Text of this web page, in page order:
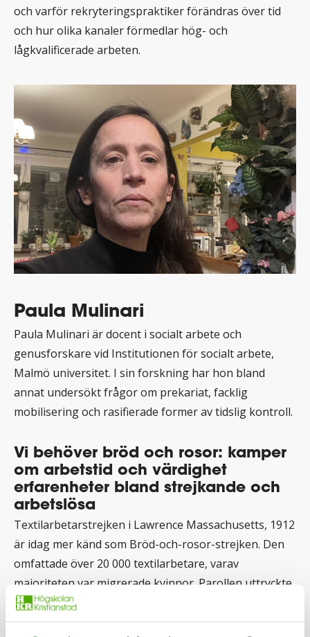
och varför rekryteringspraktiker förändras över tid
och hur olika kanaler förmedlar hög- och
lågkvalificerade arbeten.
Paula Mulinari
Paula Mulinari är docent i socialt arbete och
genusforskare vid Institutionen för socialt arbete,
Malmö universitet. I sin forskning har hon bland
annat undersökt frågor om prekariat, facklig
mobilisering och rasifierade former av tidslig kontroll.
Vi behöver bröd och rosor: kamper
om arbetstid och värdighet
erfarenheter bland strejkande och
arbetslösa
Textilarbetarstrejken i Lawrence Massachusetts, 1912
är idag mer känd som Bröd-och-rosor-strejken. Den
omfattade över 20 000 textilarbetare, varav
majoriteten var migrerade kvinnor. Parollen uttryckte
både ekonomiska krav som krav på mänsklig